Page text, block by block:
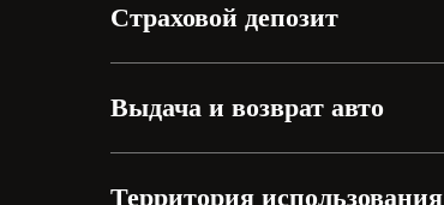
Страховой депозит
Выдача и возврат авто
Территория использования